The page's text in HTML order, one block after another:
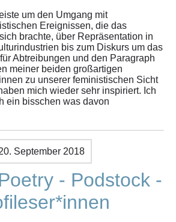
um den Umgang mit
Ereignissen, die das
brachte, über Repräsentation in
bis zum Diskurs um das
Abtreibungen und den Paragraph
meiner beiden großartigen
zu unserer feministischen Sicht
mich wieder sehr inspiriert. Ich
ein bisschen was davon
September 2018
- Podstock -